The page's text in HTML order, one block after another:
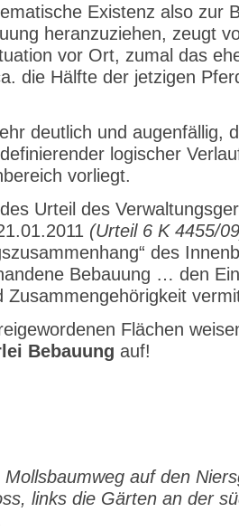
Existenz also zur
heranzuziehen, zeugt
vor Ort, zumal das
die Hälfte der jetzigen
deutlich und augenfällig,
logischer
vorliegt.
Urteil des
(Urteil 6 K 4455/
des
Bebauung … den
Zusammengehörigkeit
Flächen
Bebauung auf!
auf den
links die Gärten an der